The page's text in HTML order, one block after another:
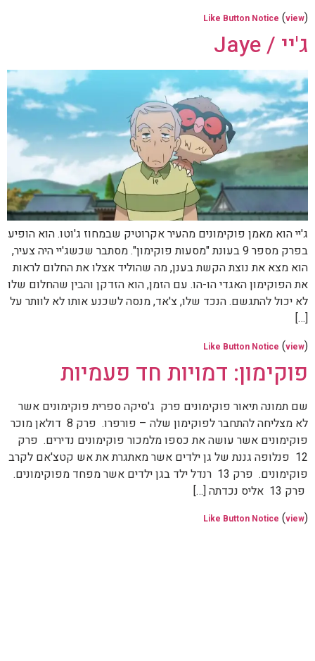
Like Button Notice (view)
ג'יי / Jaye
ג'יי הוא מאמן פוקימונים מהעיר אקרוטיק שבמחוז ג'וטו. הוא הופיע
בפרק מספר 9 בעונת "מסעות פוקימון". מסתבר שכשג'יי היה צעיר,
הוא מצא את נוצת הקשת בענן, מה שהוליד אצלו את החלום לראות
את הפוקימון האגדי הו-הו. עם הזמן, הוא הזדקן והבין שהחלום שלו
לא יכול להתגשם. הנכד שלו, צ'אד, מנסה לשכנע אותו לא לוותר על
[…]
Like Button Notice (view)
פוקימון: דמויות חד פעמיות
שם תמונה תיאור פוקימונים פרק ג'סיקה ספרית פוקימונים אשר
לא מצליחה להתחבר לפוקימון שלה – פורפרו. פרק 8 דולאן מוכר
פוקימונים אשר עושה את כספו מלמכור פוקימונים נדירים. פרק
12 פנלופה גננת של גן ילדים אשר מאתגרת את אש קטצ'אם לקרב
פוקימונים. פרק 13 רנדל ילד בגן ילדים אשר מפחד מפוקימונים.
פרק 13 אליס נכדתה […]
Like Button Notice (view)